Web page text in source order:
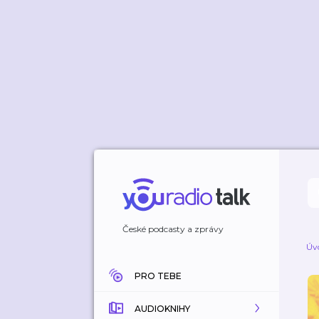
České podcasty a zprávy
PRO TEBE
AUDIOKNIHY